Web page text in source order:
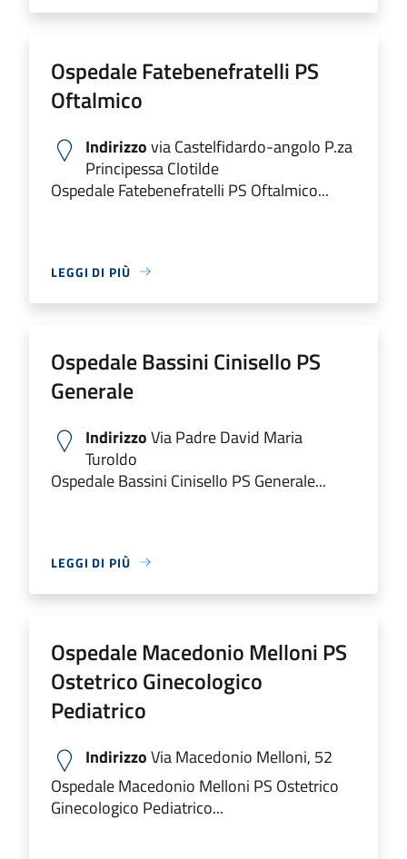
Ospedale Fatebenefratelli PS
Oftalmico
Indirizzovia Castelfidardo-angolo P.za
Principessa Clotilde
Ospedale Fatebenefratelli PS Oftalmico...
LEGGI DI PIÙ
Ospedale Bassini Cinisello PS
Generale
IndirizzoVia Padre David Maria
Turoldo
Ospedale Bassini Cinisello PS Generale...
LEGGI DI PIÙ
Ospedale Macedonio Melloni PS
Ostetrico Ginecologico
Pediatrico
IndirizzoVia Macedonio Melloni, 52
Ospedale Macedonio Melloni PS Ostetrico
Ginecologico Pediatrico...